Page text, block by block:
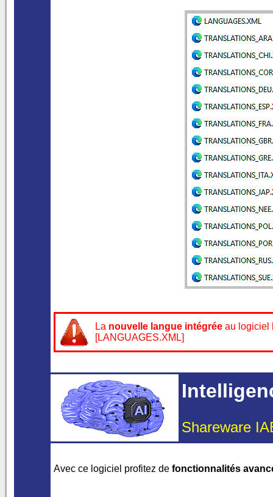
La nouvelle langue intégrée au logiciel
[LANGUAGES.XML]
Shareware
Avec ce logiciel profitez de fonctionnalités